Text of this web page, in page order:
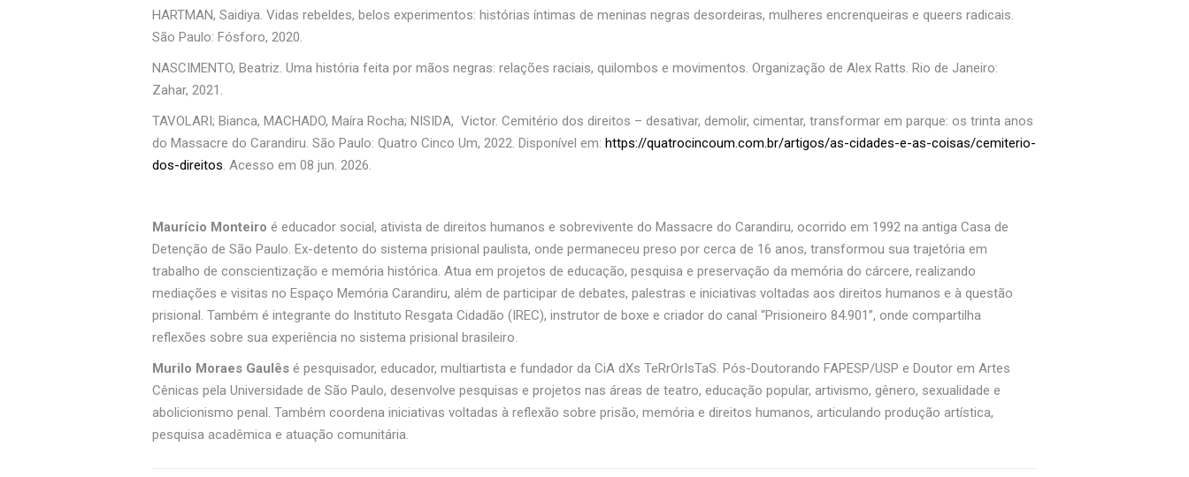
HARTMAN, Saidiya. Vidas rebeldes, belos experimentos: histórias íntimas de meninas negras desordeiras, mulheres encrenqueiras e queers radicais.
São Paulo: Fósforo, 2020.
NASCIMENTO, Beatriz. Uma história feita por mãos negras: relações raciais, quilombos e movimentos. Organização de Alex Ratts. Rio de Janeiro:
Zahar, 2021.
TAVOLARI; Bianca, MACHADO, Maíra Rocha; NISIDA, Victor. Cemitério dos direitos – desativar, demolir, cimentar, transformar em parque: os trinta anos
do Massacre do Carandiru. São Paulo: Quatro Cinco Um, 2022. Disponível em: https://quatrocincoum.com.br/artigos/as-cidades-e-as-coisas/cemiterio-
dos-direitos. Acesso em 08 jun. 2026.
Maurício Monteiro é educador social, ativista de direitos humanos e sobrevivente do Massacre do Carandiru, ocorrido em 1992 na antiga Casa de
Detenção de São Paulo. Ex-detento do sistema prisional paulista, onde permaneceu preso por cerca de 16 anos, transformou sua trajetória em
trabalho de conscientização e memória histórica. Atua em projetos de educação, pesquisa e preservação da memória do cárcere, realizando
mediações e visitas no Espaço Memória Carandiru, além de participar de debates, palestras e iniciativas voltadas aos direitos humanos e à questão
prisional. Também é integrante do Instituto Resgata Cidadão (IREC), instrutor de boxe e criador do canal “Prisioneiro 84.901”, onde compartilha
reflexões sobre sua experiência no sistema prisional brasileiro.
Murilo Moraes Gaulês é pesquisador, educador, multiartista e fundador da CiA dXs TeRrOrIsTaS. Pós-Doutorando FAPESP/USP e Doutor em Artes
Cênicas pela Universidade de São Paulo, desenvolve pesquisas e projetos nas áreas de teatro, educação popular, artivismo, gênero, sexualidade e
abolicionismo penal. Também coordena iniciativas voltadas à reflexão sobre prisão, memória e direitos humanos, articulando produção artística,
pesquisa acadêmica e atuação comunitária.